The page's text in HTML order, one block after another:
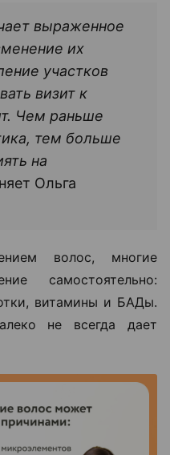
выраженное
их
участков
визит к
Чем раньше
тем больше
на
Ольга
волос, многие
самостоятельно:
витамины и БАДы.
не всегда дает